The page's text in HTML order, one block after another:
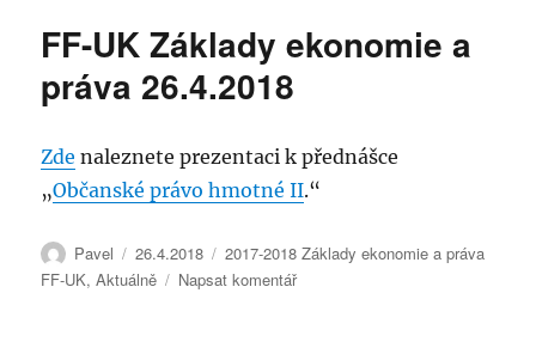
ff-
práva
18.5.2018
FF-UK Základy ekonomie a
práva 26.4.2018
Zde naleznete prezentaci k přednášce
„Občanské právo hmotné II.“
Autor:
Pavel Publikováno:
26.4.2018 Rubriky:
2017-2018 Základy ekonomie a práva
FF-UK,Aktuálně Napsat komentářpro